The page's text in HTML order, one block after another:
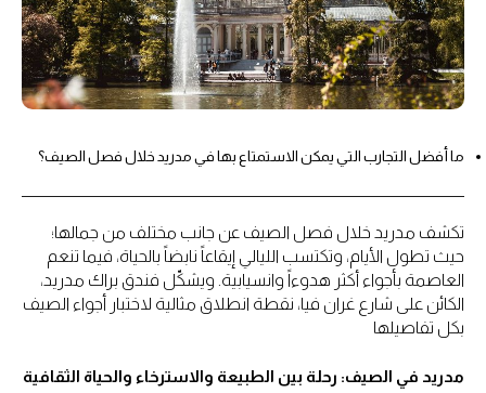
ما أفضل التجارب التي يمكن الاستمتاع بها في مدريد خلال فصل الصيف؟
تكشف مدريد خلال فصل الصيف عن جانب مختلف من جمالها؛
حيث تطول الأيام، وتكتسب الليالي إيقاعاً نابضاً بالحياة، فيما تنعم
العاصمة بأجواء أكثر هدوءاً وانسيابية. ويشكّل فندق براك مدريد،
الكائن على شارع غران فيا، نقطة انطلاق مثالية لاختبار أجواء الصيف
بكل تفاصيلها
مدريد في الصيف: رحلة بين الطبيعة والاسترخاء والحياة الثقافية